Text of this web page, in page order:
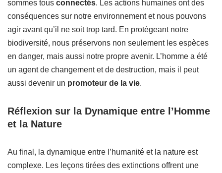
sommes tous connectés. Les actions humaines ont des
conséquences sur notre environnement et nous pouvons
agir avant qu’il ne soit trop tard. En protégeant notre
biodiversité, nous préservons non seulement les espèces
en danger, mais aussi notre propre avenir. L’homme a été
un agent de changement et de destruction, mais il peut
aussi devenir un promoteur de la vie.
Réflexion sur la Dynamique entre l’Homme
et la Nature
Au final, la dynamique entre l’humanité et la nature est
complexe. Les leçons tirées des extinctions offrent une